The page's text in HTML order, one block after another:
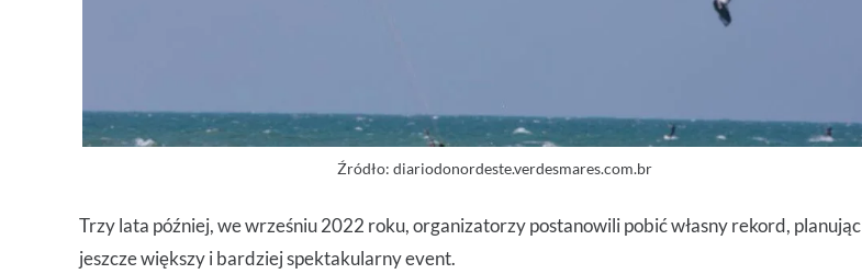
Źródło: diariodonordeste.verdesmares.com.br
Trzy lata później, we wrześniu 2022 roku, organizatorzy postanowili pobić własny rekord, planując
jeszcze większy i bardziej spektakularny event.